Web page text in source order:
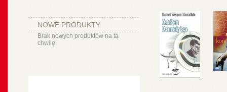
NOWE PRODUKTY
Brak nowych produktów na tą
chwilę